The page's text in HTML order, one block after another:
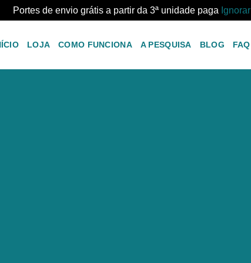
Portes de envio grátis a partir da 3ª unidade paga Ignorar
LOJA COMO FUNCIONA A PESQUISA BLOG FAQ